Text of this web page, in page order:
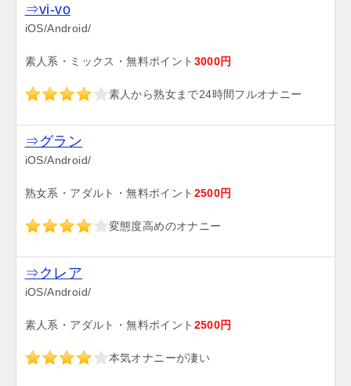
⇒vi-vo
iOS/Android/
素人系・ミックス・無料ポイント 3000円
素人から熟女まで24時間フルオナニー
⇒グラン
iOS/Android/
熟女系・アダルト・無料ポイント 2500円
変態度高めのオナニー
⇒クレア
iOS/Android/
素人系・アダルト・無料ポイント 2500円
本気オナニーが凄い